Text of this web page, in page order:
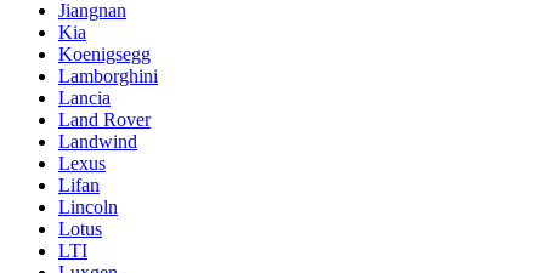
Jiangnan
Kia
Koenigsegg
Lamborghini
Lancia
Land Rover
Landwind
Lexus
Lifan
Lincoln
Lotus
LTI